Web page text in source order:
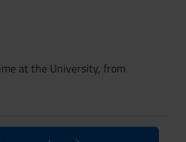
at the University, from